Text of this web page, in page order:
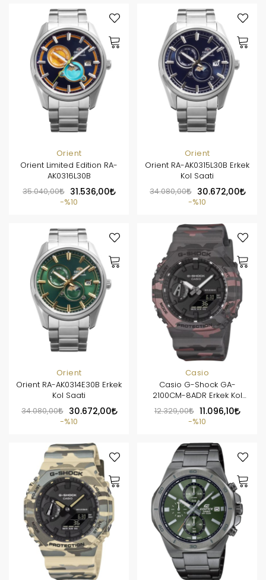
Orient
Orient Limited Edition RA-
AK0316L30B
35.040,00
31.536,00
%10
Orient
Orient RA-AK0315L30B Erkek
Kol Saati
34.080,00
30.672,00
%10
Orient
Orient RA-AK0314E30B Erkek
Kol Saati
34.080,00
30.672,00
%10
Casio
Casio G-Shock GA-
2100CM-8ADR Erkek Kol
Saati
12.329,00 11.096,10
%10